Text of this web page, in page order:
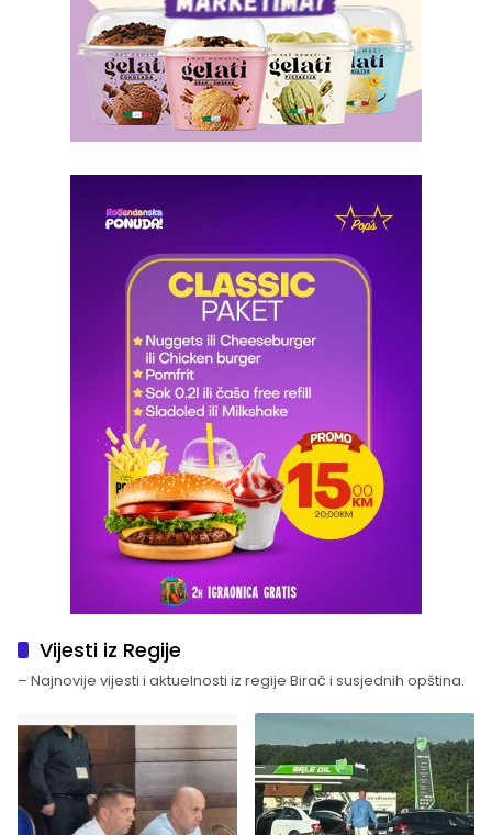
Vijesti iz Regije
– Najnovije vijesti i aktuelnosti iz regije Birač i susjednih opština.